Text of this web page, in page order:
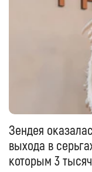
Зендея
выхода в
которым 3